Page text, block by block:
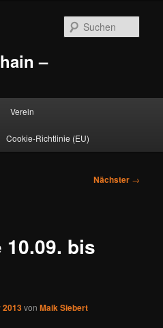
–
Verein
Cookie-Richtlinie (EU)
Nächster →
bis
2013vonMaik Siebert